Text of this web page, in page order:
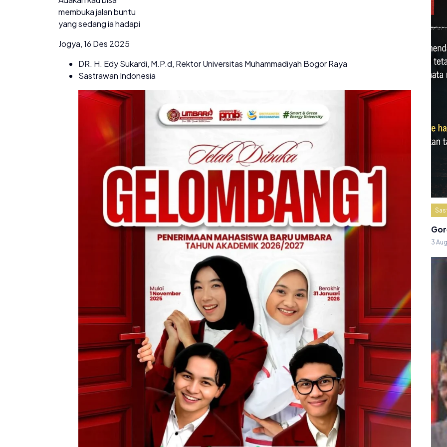
membuka jalan buntu
yang sedang ia hadapi
Jogya, 16 Des 2025
DR. H. Edy Sukardi, M.P.d, Rektor Universitas Muhammadiyah Bogor Raya
Sastrawan Indonesia
3